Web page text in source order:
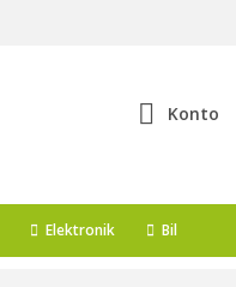
Konto
Elektronik Bil